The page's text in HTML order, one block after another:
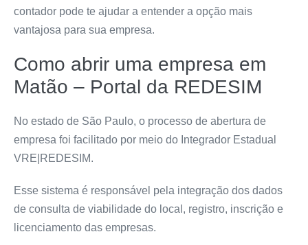
contador pode te ajudar a entender a opção mais
vantajosa para sua empresa.
Como abrir uma empresa em
Matão – Portal da REDESIM
No estado de São Paulo, o processo de abertura de
empresa foi facilitado por meio do Integrador Estadual
VRE|REDESIM.
Esse sistema é responsável pela integração dos dados
de consulta de viabilidade do local, registro, inscrição e
licenciamento das empresas.